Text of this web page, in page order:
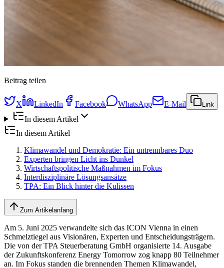
Beitrag teilen
X LinkedIn Facebook WhatsApp E-Mail Link
In diesem Artikel
In diesem Artikel
Klimawandel und Demokratie: Ein untrennbares Duo
Experten bringen Licht ins Dunkel
Wirtschaftspolitische Maßnahmen im Fokus
Interdisziplinäre Lösungsansätze
TPA: Ein Blick hinter die Kulissen
Zum Artikelanfang
Am 5. Juni 2025 verwandelte sich das ICON Vienna in einen
Schmelztiegel aus Visionären, Experten und Entscheidungsträgern.
Die von der TPA Steuerberatung GmbH organisierte 14. Ausgabe
der Zukunftskonferenz Energy Tomorrow zog knapp 80 Teilnehmer
an. Im Fokus standen die brennenden Themen Klimawandel,